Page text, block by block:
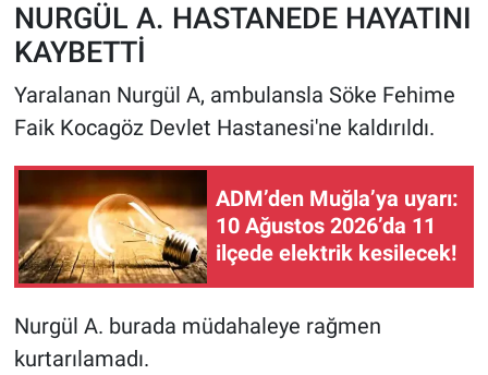
NURGÜL A. HASTANEDE HAYATINI
KAYBETTİ
Yaralanan Nurgül A, ambulansla Söke Fehime
Faik Kocagöz Devlet Hastanesi'ne kaldırıldı.
ADM’den Muğla’ya uyarı:
10 Ağustos 2026’da 11
ilçede elektrik kesilecek!
Nurgül A. burada müdahaleye rağmen
kurtarılamadı.